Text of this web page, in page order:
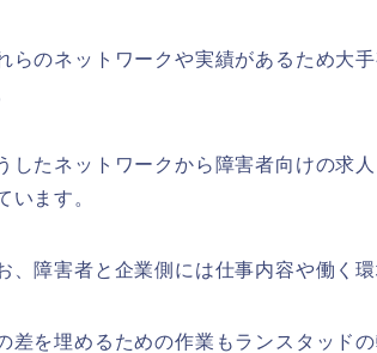
らのネットワークや実績があるため大
したネットワークから障害者向けの求
います。
、障害者と企業側には仕事内容や働く
差を埋めるための作業もランスタッド